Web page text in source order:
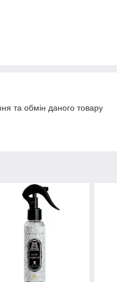
та обмін даного товару